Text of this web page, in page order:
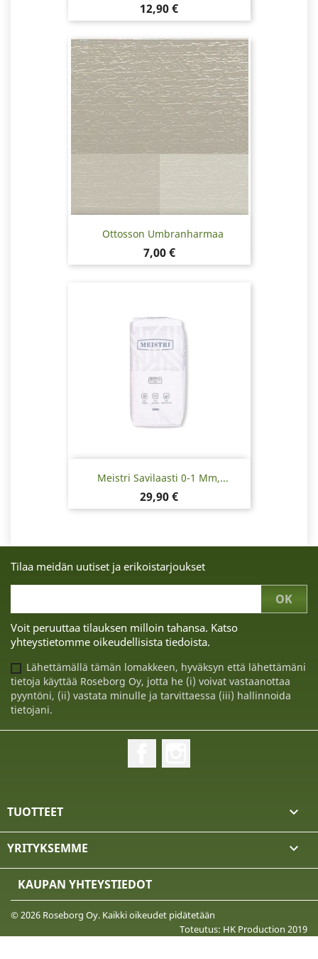
Hinta
12,90 €
Ottosson Umbranharmaa
Hinta
7,00 €
Meistri Savilaasti 0-1 Mm,...
Hinta
29,90 €
Tilaa meidän uutiset ja erikoistarjoukset
Voit peruuttaa tilauksen milloin tahansa. Katso
yhteystietomme oikeudellisista tiedoista.
Lähettämällä tämän lomakkeen, hyväksyn että lähettämäni
tietoja käyttää Roseborg Oy, jotta he (i) voivat vastaanottaa
pyyntöni, (ii) vastata minulle ja tarvittaessa (iii) hallinnoida
tietojani.
TUOTTEET 
YRITYKSEMME 
KAUPAN YHTEYSTIEDOT
© 2026 Roseborg Oy. Kaikki oikeudet pidätetään
Toteutus: HK Production 2019